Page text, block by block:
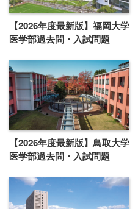
【2026年度最新版】福岡大学
医学部過去問・入試問題
【2026年度最新版】鳥取大学
医学部過去問・入試問題